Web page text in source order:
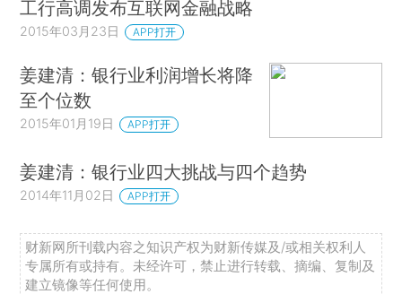
工行高调发布互联网金融战略
2015年03月23日 APP打开
姜建清：银行业利润增长将降
至个位数
2015年01月19日 APP打开
姜建清：银行业四大挑战与四个趋势
2014年11月02日 APP打开
财新网所刊载内容之知识产权为财新传媒及/或相关权利人
专属所有或持有。未经许可，禁止进行转载、摘编、复制及
建立镜像等任何使用。